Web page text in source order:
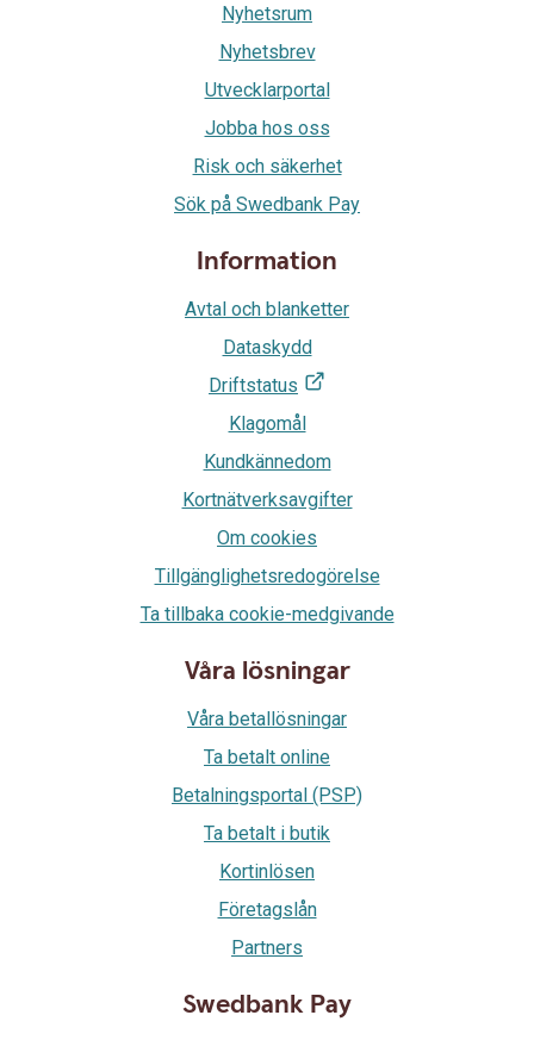
Swedbank Pay
Nyhetsrum
Nyhetsbrev
Utvecklarportal
Jobba hos oss
Risk och säkerhet
Sök på Swedbank Pay
Information
Avtal och blanketter
Dataskydd
Driftstatus
Klagomål
Kundkännedom
Kortnätverksavgifter
Om cookies
Tillgänglighetsredogörelse
Ta tillbaka cookie-medgivande
Våra lösningar
Våra betallösningar
Ta betalt online
Betalningsportal (PSP)
Ta betalt i butik
Kortinlösen
Företagslån
Partners